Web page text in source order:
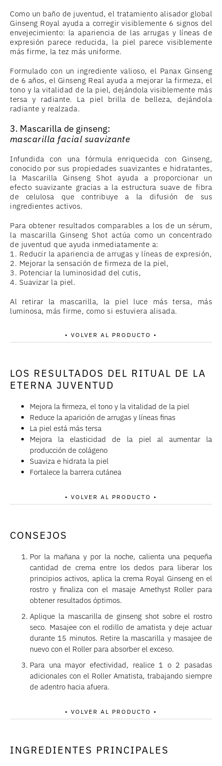
Como un baño de juventud, el tratamiento alisador global
Ginseng Royal ayuda a corregir visiblemente 6 signos del
envejecimiento: la apariencia de las arrugas y líneas de
expresión parece reducida, la piel parece visiblemente
más firme, la tez más uniforme.
Formulado con un ingrediente valioso, el Panax Ginseng
de 6 años, el Ginseng Real ayuda a mejorar la firmeza, el
tono y la vitalidad de la piel, dejándola visiblemente más
tersa y radiante. La piel brilla de belleza, dejándola
radiante y realzada.
3. Mascarilla de ginseng:
mascarilla facial suavizante
Infundida con una fórmula enriquecida con Ginseng,
conocido por sus propiedades suavizantes e hidratantes,
la Mascarilla Ginseng Shot ayuda a proporcionar un
efecto suavizante gracias a la estructura suave de fibra
de celulosa que contribuye a la difusión de sus
ingredientes activos.
Para obtener resultados comparables a los de un sérum,
la mascarilla Ginseng Shot actúa como un concentrado
de juventud que ayuda inmediatamente a:
1. Reducir la apariencia de arrugas y líneas de expresión,
2. Mejorar la sensación de firmeza de la piel,
3. Potenciar la luminosidad del cutis,
4. Suavizar la piel.
Al retirar la mascarilla, la piel luce más tersa, más
luminosa, más firme, como si estuviera alisada.
• VOLVER AL PRODUCTO •
LOS RESULTADOS DEL RITUAL DE LA
ETERNA JUVENTUD
Mejora la firmeza, el tono y la vitalidad de la piel
Reduce la aparición de arrugas y líneas finas
La piel está más tersa
Mejora la elasticidad de la piel al aumentar la
producción de colágeno
Suaviza e hidrata la piel
Fortalece la barrera cutánea
• VOLVER AL PRODUCTO •
CONSEJOS
Por la mañana y por la noche, calienta una pequeña
cantidad de crema entre los dedos para liberar los
principios activos, aplica la crema Royal Ginseng en el
rostro y finaliza con el masaje Amethyst Roller para
obtener resultados óptimos.
Aplique la mascarilla de ginseng shot sobre el rostro
seco. Masajee con el rodillo de amatista y deje actuar
durante 15 minutos. Retire la mascarilla y masajee de
nuevo con el Roller para absorber el exceso.
Para una mayor efectividad, realice 1 o 2 pasadas
adicionales con el Roller Amatista, trabajando siempre
de adentro hacia afuera.
• VOLVER AL PRODUCTO •
INGREDIENTES PRINCIPALES